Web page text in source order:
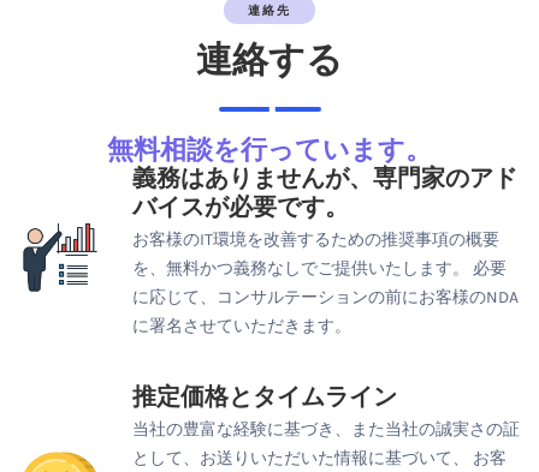
連絡先
連絡する
無料相談を行っています。
義務はありませんが、専門家のアド
バイスが必要です。
お客様のIT環境を改善するための推奨事項の概要
を、無料かつ義務なしでご提供いたします。 必要
に応じて、コンサルテーションの前にお客様のNDA
に署名させていただきます。
推定価格とタイムライン
当社の豊富な経験に基づき、また当社の誠実さの証
として、お送りいただいた情報に基づいて、 お客